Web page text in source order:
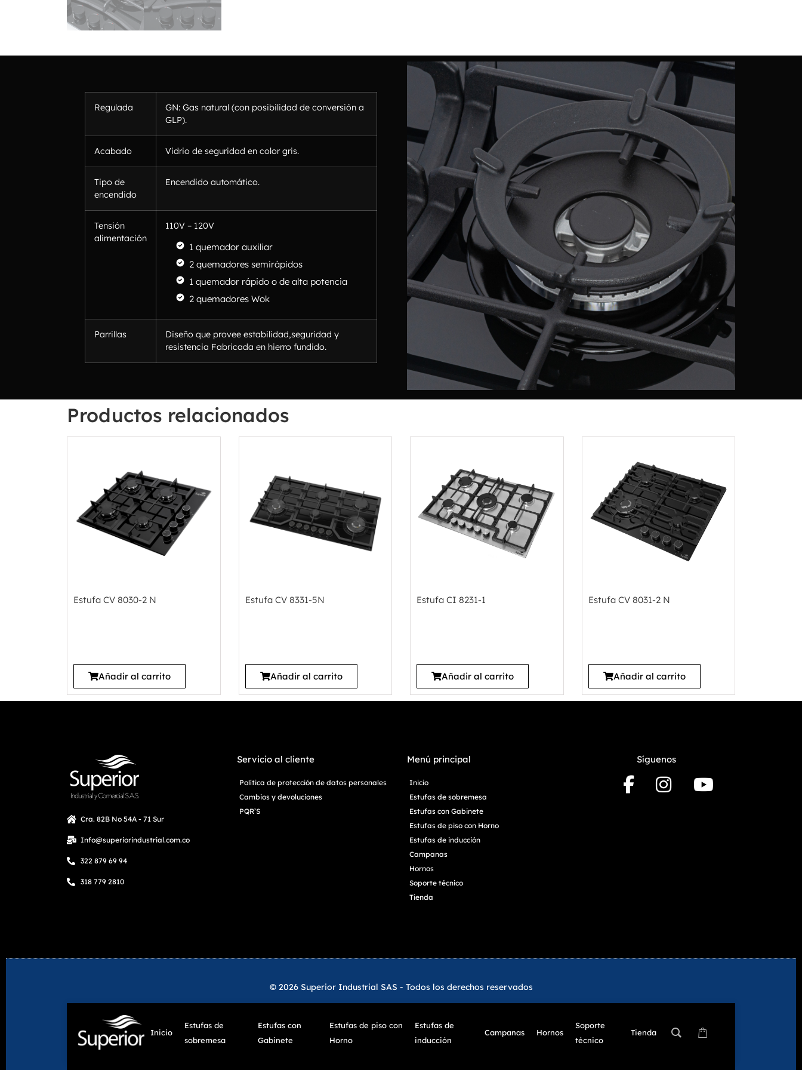
Regulada
GN: Gas natural (con posibilidad de conversión a
GLP).
Acabado Vidrio de seguridad en color gris.
Tipo de
encendido
Encendido automático.
Tensión
alimentación
110V – 120V
1 quemador auxiliar
2 quemadores semirápidos
1 quemador rápido o de alta potencia
2 quemadores Wok
Parrillas
Diseño que provee estabilidad,seguridad y
resistencia Fabricada en hierro fundido.
Productos relacionados
Estufa CV 8030-2 N
Añadir al carrito
Estufa CV 8331-5N
Añadir al carrito
Estufa CI 8231-1
Añadir al carrito
Estufa CV 8031-2 N
Añadir al carrito
Cra. 82B No 54A - 71 Sur
Info@superiorindustrial.com.co
322 879 69 94
318 779 2810
Servicio al cliente
Política de protección de datos personales
Cambios y devoluciones
PQR’S
Menú principal
Inicio
Estufas de sobremesa
Estufas con Gabinete
Estufas de piso con Horno
Estufas de inducción
Campanas
Hornos
Soporte técnico
Tienda
Síguenos
© 2026 Superior Industrial SAS - Todos los derechos reservados
Inicio
Estufas de
sobremesa
Estufas con
Gabinete
Estufas de piso con
Horno
Estufas de
inducción
Campanas Hornos
Soporte
técnico
Tienda